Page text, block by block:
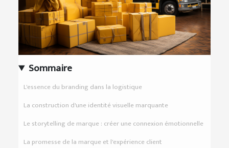
Sommaire
L'essence du branding dans la logistique
La construction d'une identité visuelle marquante
Le storytelling de marque : créer une connexion émotionnelle
La promesse de la marque et l'expérience client